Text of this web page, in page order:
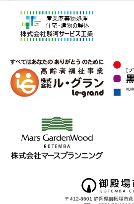
〒412-8601 静岡県御殿場市